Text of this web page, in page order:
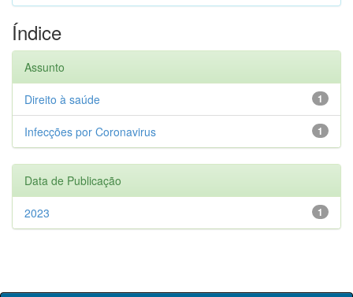
Índice
Assunto
1
Direito à saúde
1
Infecções por Coronavirus
Data de Publicação
1
2023